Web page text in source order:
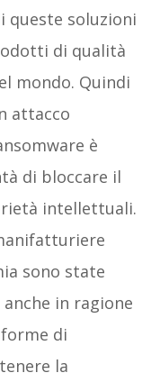
queste soluzioni
di qualità
mondo. Quindi
attacco
è
di bloccare il
intellettuali.
sono state
in ragione
di
la